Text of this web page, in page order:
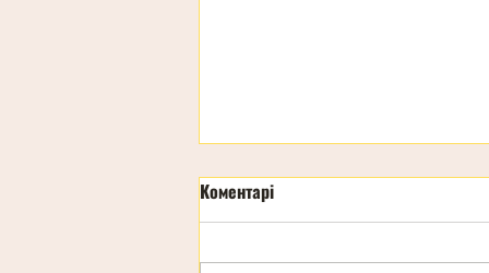
Коментарі